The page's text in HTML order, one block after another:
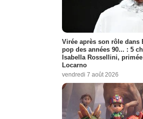
Virée après son rôle dans
pop des années 90... : 5
Isabella Rossellini,
Locarno
vendredi 7 août 2026